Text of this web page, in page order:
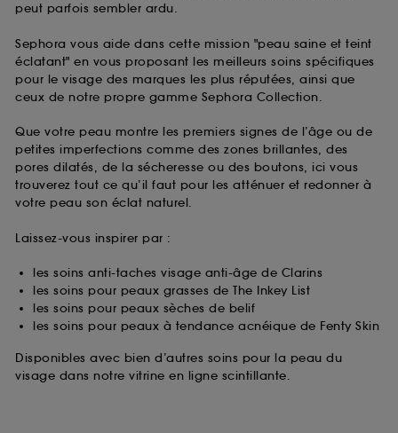
peut parfois sembler ardu.
Sephora vous aide dans cette mission "peau saine et teint
éclatant" en vous proposant les meilleurs soins spécifiques
pour le visage des marques les plus réputées, ainsi que
ceux de notre propre gamme Sephora Collection.
Que votre peau montre les premiers signes de l’âge ou de
petites imperfections comme des zones brillantes, des
pores dilatés, de la sécheresse ou des boutons, ici vous
trouverez tout ce qu’il faut pour les atténuer et redonner à
votre peau son éclat naturel.
Laissez-vous inspirer par :
les soins anti-taches visage anti-âge de Clarins
les soins pour peaux grasses de The Inkey List
les soins pour peaux sèches de belif
les soins pour peaux à tendance acnéique de Fenty Skin
Disponibles avec bien d’autres soins pour la peau du
visage dans notre vitrine en ligne scintillante.